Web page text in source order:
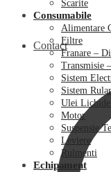
Contact
Scarite
Consumabile
Alimentare
Filtre
Franare –
Transmisie
Sistem
Sistem
Ulei
Motor
Suspensie
Leviere
Rulmenti
Echipament